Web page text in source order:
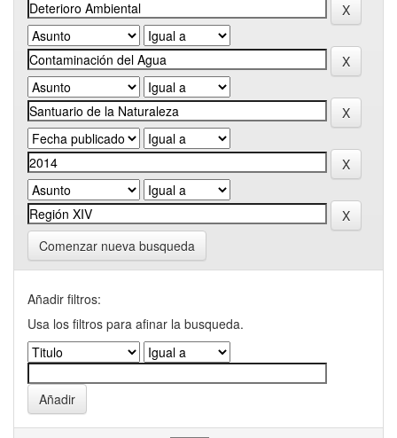
Comenzar nueva busqueda
Añadir filtros:
Usa los filtros para afinar la busqueda.